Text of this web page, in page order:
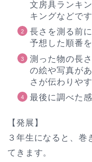
文房具ランキ
キングなどです
長さを測る前
予想した順番
測った物の長
の絵や写真が
さが伝わりや
最後に調べた
【発展】
３年生になると、巻
てきます。